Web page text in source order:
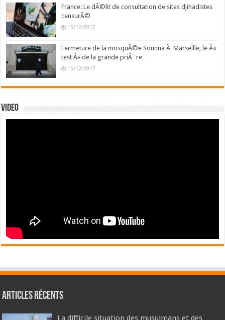
France: Le dÃ©lit de consultation de sites djihadistes
censurÃ©
15/12/2017
Fermeture de la mosquÃ©e Sounna Ã Marseille, le Â«
test Â» de la grande priÃ¨re
15/12/2017
Video
Articles récents
La difficile situation des musulmans et des